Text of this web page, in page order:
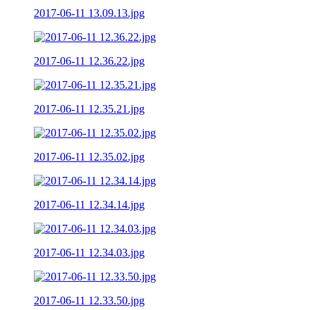
2017-06-11 13.09.13.jpg
2017-06-11 12.36.22.jpg
2017-06-11 12.35.21.jpg
2017-06-11 12.35.02.jpg
2017-06-11 12.34.14.jpg
2017-06-11 12.34.03.jpg
2017-06-11 12.33.50.jpg